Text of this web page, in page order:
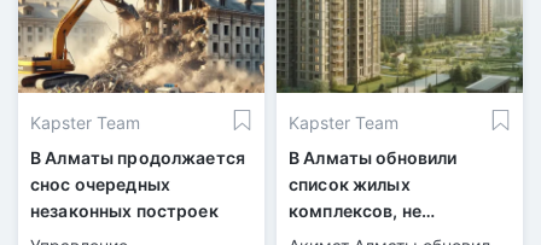
Kapster Team
В Алматы продолжается
снос очередных
незаконных построек
Kapster Team
В Алматы обновили
список жилых
комплексов, не
рекомендованных для